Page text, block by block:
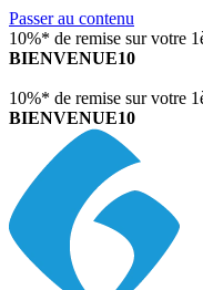
Passer au contenu
10%* de remise sur votre
BIENVENUE10
10%* de remise sur votre
BIENVENUE10